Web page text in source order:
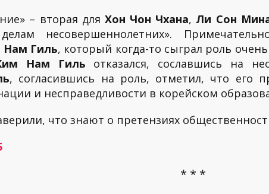
– вторая для Хон Чон Чхана, Ли Сон
несовершеннолетних».
Нам Гиль, который когда-то сыграл роль
Нам Гиль отказался, сославшись на
, согласившись на роль, отметил, что его
и несправедливости в корейском
что знают о претензиях
* * *